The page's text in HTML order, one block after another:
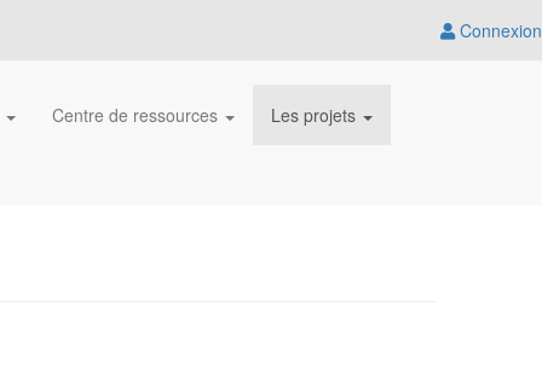
Connexion
Centre de ressources Les projets